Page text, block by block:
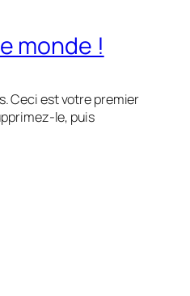
monde !
Ceci est votre premier
le, puis